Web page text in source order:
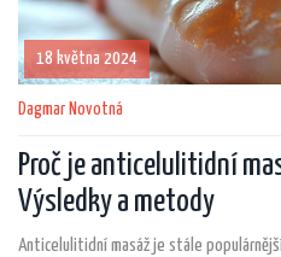
18 května 2024
Dagmar Novotná
Proč je anticelulitidní
Výsledky a metody
Anticelulitidní masáž je stále